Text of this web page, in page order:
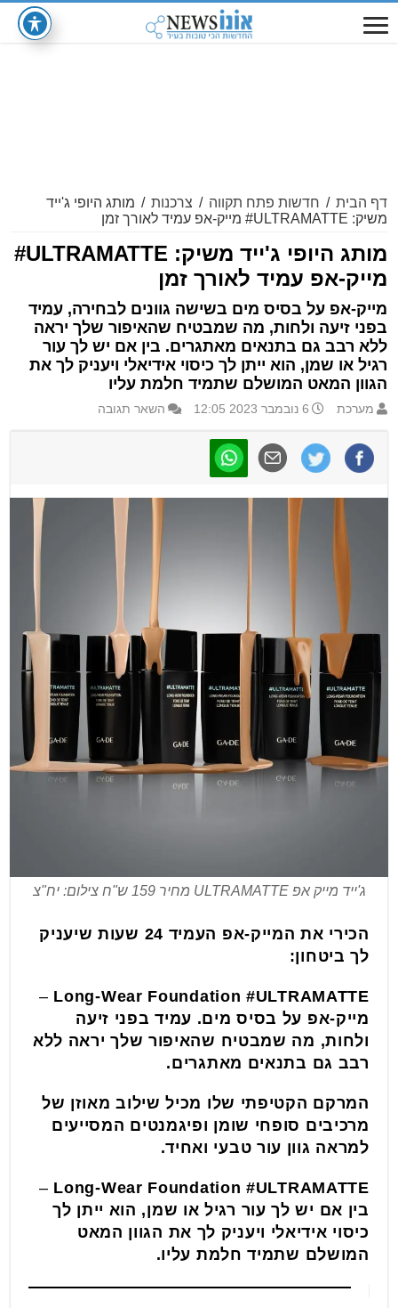
דף הבית / חדשות פתח תקווה / צרכנות / מותג היופי ג'ייד
משיק: ULTRAMATTE# מייק-אפ עמיד לאורך זמן
מותג היופי ג'ייד משיק: ULTRAMATTE#
מייק-אפ עמיד לאורך זמן
מייק-אפ על בסיס מים בשישה גוונים לבחירה, עמיד
בפני זיעה ולחות, מה שמבטיח שהאיפור שלך יראה
ללא רבב גם בתנאים מאתגרים. בין אם יש לך עור
רגיל או שמן, הוא ייתן לך כיסוי אידיאלי ויעניק לך את
הגוון המאט המושלם שתמיד חלמת עליו
מערכת 6 נובמבר 2023 12:05 השאר תגובה
ג'ייד מייק אפ ULTRAMATTE מחיר 159 ש"ח צילום: יח"צ
הכירי את המייק-אפ העמיד 24 שעות שיעניק
לך ביטחון:
Long-Wear Foundation #ULTRAMATTE
–
מייק-אפ על בסיס מים. עמיד בפני זיעה
ולחות, מה שמבטיח שהאיפור שלך יראה ללא
רבב גם בתנאים מאתגרים.
המרקם הקטיפתי שלו מכיל שילוב מאוזן של
מרכיבים סופחי שומן ופיגמנטים המסייעים
למראה גוון עור טבעי ואחיד.
Long-Wear Foundation #ULTRAMATTE
–
בין אם יש לך עור רגיל או שמן, הוא ייתן לך
כיסוי אידיאלי ויעניק לך את הגוון המאט
המושלם שתמיד חלמת עליו.